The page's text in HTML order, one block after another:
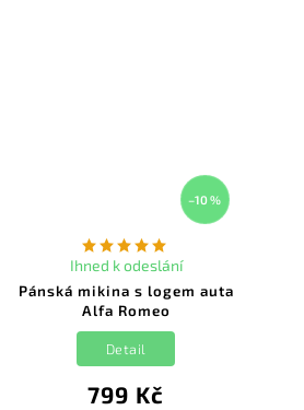
–10 %
Pánská mikina s logem auta
Alfa Romeo
Ihned k odeslání
799 Kč
Detail